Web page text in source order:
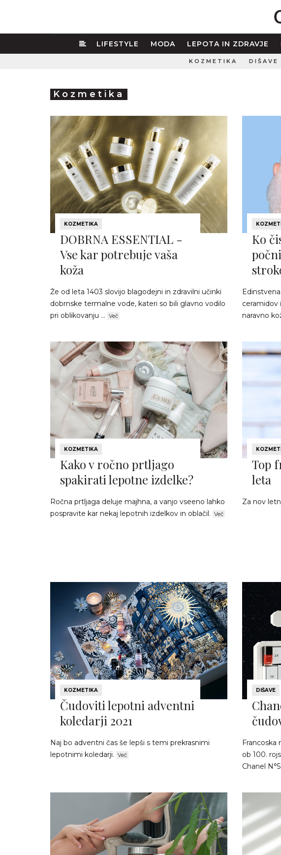
LIFESTYLE MODA LEPOTA IN ZDRAVJE
KOZMETIKA DIŠAVE
Kozmetika
KOZMETIKA
DOBRNA ESSENTIAL -
Vse kar potrebuje vaša
koža
Že od leta 1403 slovijo blagodejni in zdravilni učinki
dobrnske termalne vode, kateri so bili glavno vodilo
pri oblikovanju ... Več
Ko
ceramidov
naravno
KOZMETIKA
Kako v ročno prtljago
spakirati lepotne izdelke?
Ročna prtljaga deluje majhna, a vanjo vseeno lahko
pospravite kar nekaj lepotnih izdelkov in oblačil. Več
Top
leta
Za nov
KOZMETIKA
Čudoviti lepotni adventni
koledarji 2021
Naj bo adventni čas še lepši s temi prekrasnimi
lepotnimi koledarji. Več
DIŠAVE
Francoska
ob 100.
Chanel